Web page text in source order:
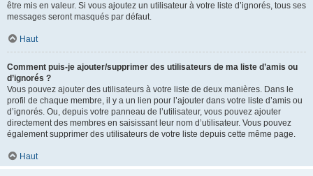
être mis en valeur. Si vous ajoutez un utilisateur à votre liste d’ignorés, tous ses
messages seront masqués par défaut.
Haut
Comment puis-je ajouter/supprimer des utilisateurs de ma liste d’amis ou
d’ignorés ?
Vous pouvez ajouter des utilisateurs à votre liste de deux manières. Dans le
profil de chaque membre, il y a un lien pour l’ajouter dans votre liste d’amis ou
d’ignorés. Ou, depuis votre panneau de l’utilisateur, vous pouvez ajouter
directement des membres en saisissant leur nom d’utilisateur. Vous pouvez
également supprimer des utilisateurs de votre liste depuis cette même page.
Haut